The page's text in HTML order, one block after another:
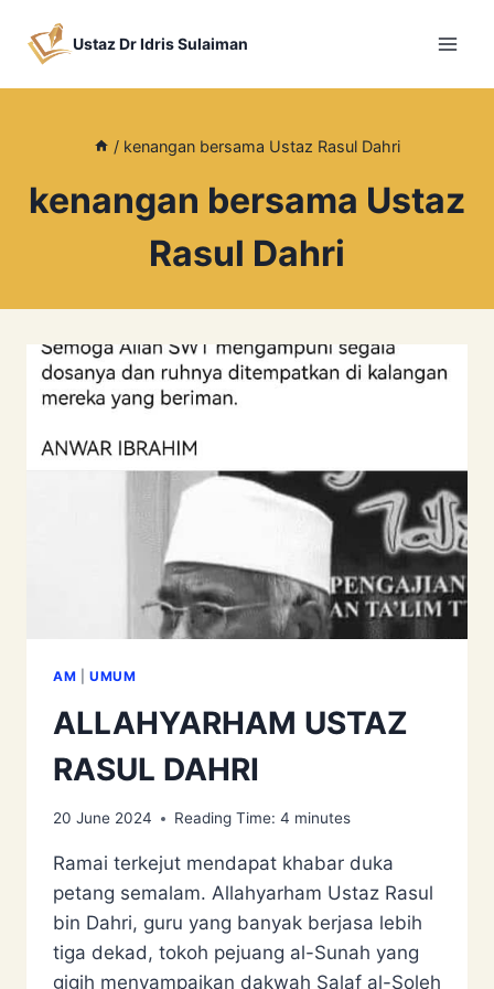
Ustaz Dr Idris Sulaiman
/ kenangan bersama Ustaz Rasul Dahri
kenangan bersama Ustaz
Rasul Dahri
AM UMUM
ALLAHYARHAM USTAZ
RASUL DAHRI
20 June 2024 Reading Time: 4 minutes
Ramai terkejut mendapat khabar duka
petang semalam. Allahyarham Ustaz Rasul
bin Dahri, guru yang banyak berjasa lebih
tiga dekad, tokoh pejuang al-Sunah yang
gigih menyampaikan dakwah Salaf al-Soleh